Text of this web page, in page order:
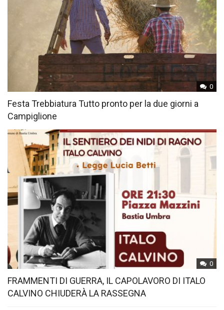
0
Festa Trebbiatura Tutto pronto per la due giorni a
Campiglione
0
FRAMMENTI DI GUERRA, IL CAPOLAVORO DI ITALO
CALVINO CHIUDERÀ LA RASSEGNA